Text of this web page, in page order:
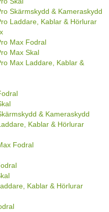
Skärmskydd & Kameraskydd
Laddare, Kablar & Hörlurar
Max Fodral
Max Skal
Max Laddare, Kablar &
& Kameraskydd
Kablar & Hörlurar
Fodral
Kablar & Hörlurar